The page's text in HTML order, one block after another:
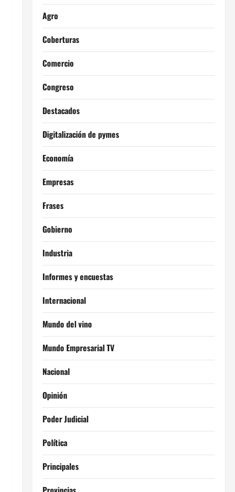
Agro
Coberturas
Comercio
Congreso
Destacados
Digitalización de pymes
Economía
Empresas
Frases
Gobierno
Industria
Informes y encuestas
Internacional
Mundo del vino
Mundo Empresarial TV
Nacional
Opinión
Poder Judicial
Política
Principales